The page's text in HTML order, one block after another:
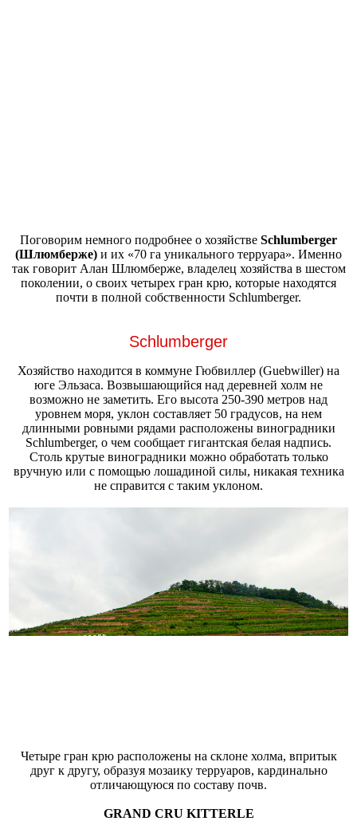
Поговорим немного подробнее о хозяйстве Schlumberger
(Шлюмберже) и их «70 га уникального терруара». Именно
так говорит Алан Шлюмберже, владелец хозяйства в шестом
поколении, о своих четырех гран крю, которые находятся
почти в полной собственности Schlumberger.
Schlumberger
Хозяйство находится в коммуне Гюбвиллер (Guebwiller) на
юге Эльзаса. Возвышающийся над деревней холм не
возможно не заметить. Его высота 250-390 метров над
уровнем моря, уклон составляет 50 градусов, на нем
длинными ровными рядами расположены виноградники
Schlumberger, о чем сообщает гигантская белая надпись.
Столь крутые виноградники можно обработать только
вручную или с помощью лошадиной силы, никакая техника
не справится с таким уклоном.
Четыре гран крю расположены на склоне холма, впритык
друг к другу, образуя мозаику терруаров, кардинально
отличающуюся по составу почв.
GRAND CRU KITTERLE